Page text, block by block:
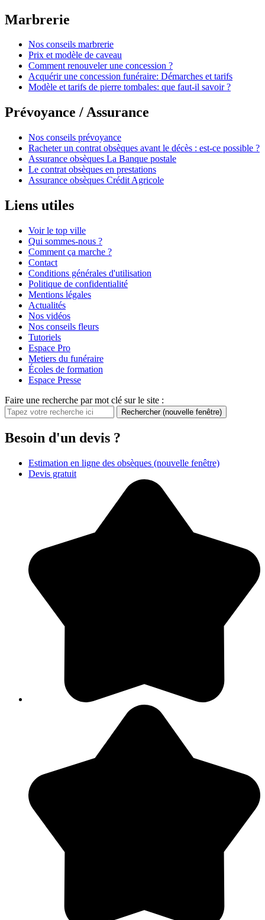
Marbrerie
Nos conseils marbrerie
Prix et modèle de caveau
Comment renouveler une concession ?
Acquérir une concession funéraire: Démarches et tarifs
Modèle et tarifs de pierre tombales: que faut-il savoir ?
Prévoyance / Assurance
Nos conseils prévoyance
Racheter un contrat obsèques avant le décès : est-ce possible ?
Assurance obsèques La Banque postale
Le contrat obsèques en prestations
Assurance obsèques Crédit Agricole
Liens utiles
Voir le top ville
Qui sommes-nous ?
Comment ça marche ?
Contact
Conditions générales d'utilisation
Politique de confidentialité
Mentions légales
Actualités
Nos vidéos
Nos conseils fleurs
Tutoriels
Espace Pro
Metiers du funéraire
Écoles de formation
Espace Presse
Faire une recherche par mot clé sur le site :
Rechercher (nouvelle fenêtre)
Besoin d'un devis ?
Estimation en ligne des obsèques (nouvelle fenêtre)
Devis gratuit